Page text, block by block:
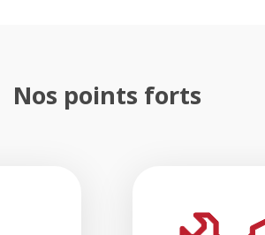
Nos points forts